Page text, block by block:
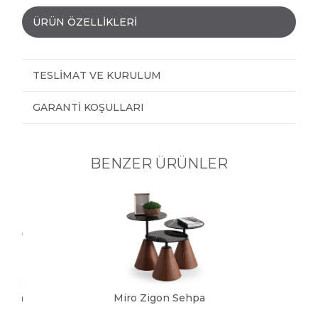
ÜRÜN ÖZELLIKLERI
TESLIMAT VE KURULUM
GARANTI KOŞULLARI
BENZER ÜRÜNLER
Miro Zigon Sehpa